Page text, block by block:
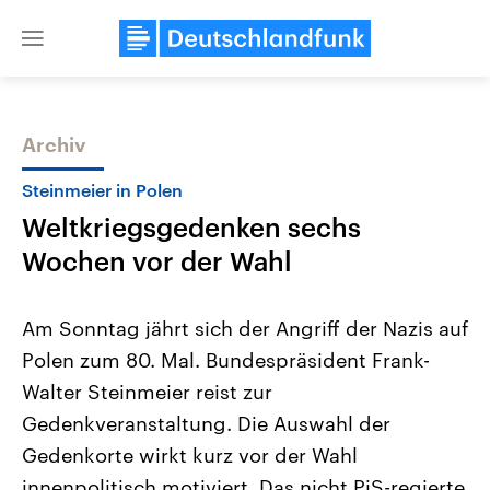
Close
Themen
Landtagswahl Sachsen-Anhalt
2026
Alle Informationen
Sachsen-Anhalt wählt am 6.
September 2026 einen neuen
Landtag. Seit 2021 wird das
Bundesland von einer Koalition aus
Hintergründe
Wirtschaftlich und
gehören die Vereinigten
den mächtigsten Ländern
mit großem Einfluss auf
Archiv
Steinmeier in Polen
Weltkriegsgedenken sechs
Wochen vor der Wahl
Am Sonntag jährt sich der Angriff der Nazis auf
Polen zum 80. Mal. Bundespräsident Frank-
Walter Steinmeier reist zur
Gedenkveranstaltung. Die Auswahl der
Gedenkorte wirkt kurz vor der Wahl